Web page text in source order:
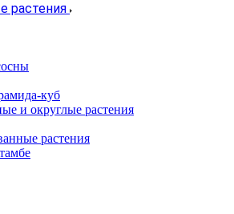
растения
куб
и округлые растения
растения